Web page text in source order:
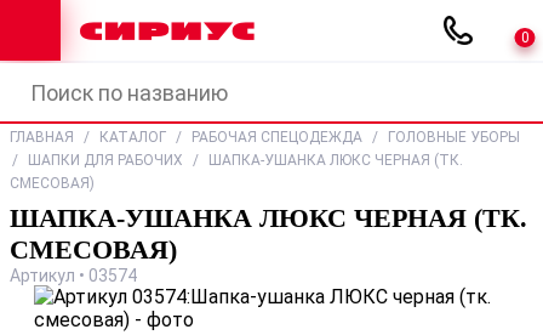
0
ГЛАВНАЯ / КАТАЛОГ / РАБОЧАЯ СПЕЦОДЕЖДА /
ГОЛОВНЫЕ УБОРЫ
/
ШАПКИ ДЛЯ РАБОЧИХ /
ШАПКА-УШАНКА ЛЮКС ЧЕРНАЯ (ТК.
СМЕСОВАЯ)
ШАПКА-УШАНКА ЛЮКС ЧЕРНАЯ (ТК.
СМЕСОВАЯ)
Артикул • 03574